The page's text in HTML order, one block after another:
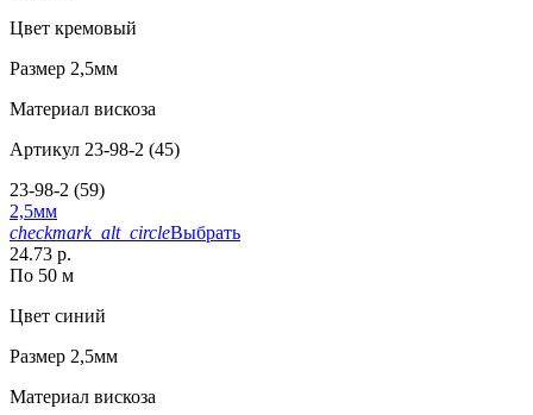
Цвет кремовый
Размер 2,5мм
Материал вискоза
Артикул 23-98-2 (45)
23-98-2 (59)
2,5мм
checkmark_alt_circleВыбрать
24.73 р.
По 50 м
Цвет синий
Размер 2,5мм
Материал вискоза